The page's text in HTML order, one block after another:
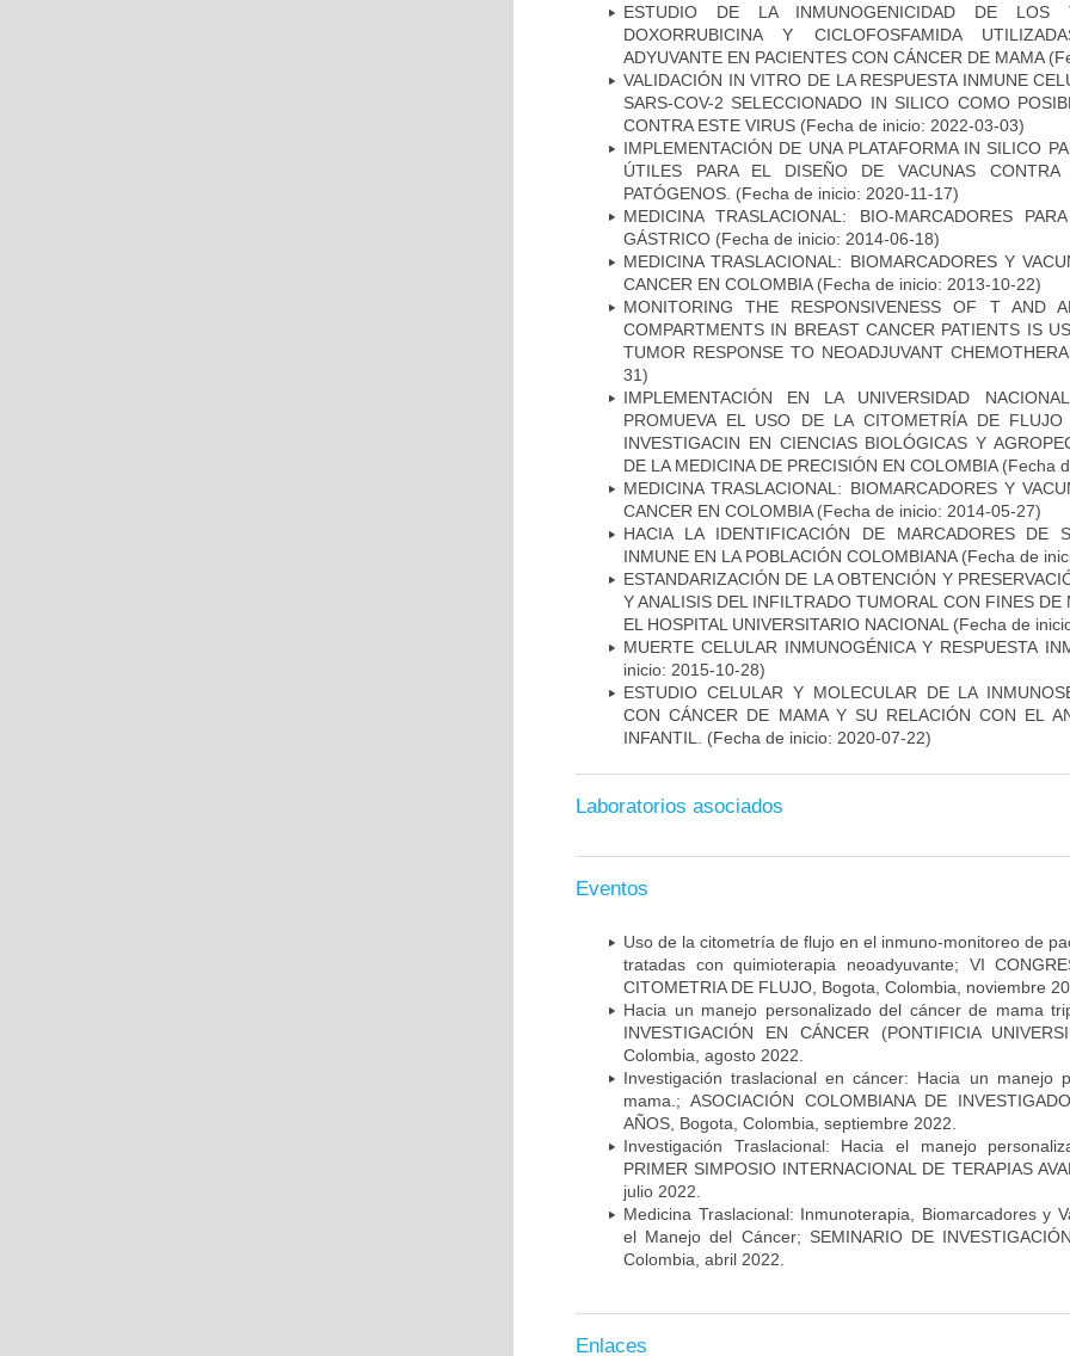
ESTUDIO DE LA INMUNOGENICIDAD DE LOS
DOXORRUBICINA Y CICLOFOSFAMIDA
ADYUVANTE EN PACIENTES CON CÁNCER DE MAMA
VALIDACIÓN IN VITRO DE LA RESPUESTA INMUNE
SARS-COV-2 SELECCIONADO IN SILICO COMO
CONTRA ESTE VIRUS (Fecha de inicio: 2022-03-03)
IMPLEMENTACIÓN DE UNA PLATAFORMA IN SILICO
ÚTILES PARA EL DISEÑO DE VACUNAS
PATÓGENOS. (Fecha de inicio: 2020-11-17)
MEDICINA TRASLACIONAL: BIO-MARCADORES
GÁSTRICO (Fecha de inicio: 2014-06-18)
MEDICINA TRASLACIONAL: BIOMARCADORES Y
CANCER EN COLOMBIA(Fecha de inicio: 2013-10-22)
MONITORING THE RESPONSIVENESS OF T AND
COMPARTMENTS IN BREAST CANCER PATIENTS IS
TUMOR RESPONSE TO NEOADJUVANT
31)
IMPLEMENTACIÓN EN LA UNIVERSIDAD
PROMUEVA EL USO DE LA CITOMETRÍA DE FLUJO
INVESTIGACIN EN CIENCIAS BIOLÓGICAS Y
DE LA MEDICINA DE PRECISIÓN EN COLOMBIA(Fecha
MEDICINA TRASLACIONAL: BIOMARCADORES Y
CANCER EN COLOMBIA(Fecha de inicio: 2014-05-27)
HACIA LA IDENTIFICACIÓN DE MARCADORES DE
INMUNE EN LA POBLACIÓN COLOMBIANA(Fecha de
ESTANDARIZACIÓN DE LA OBTENCIÓN Y
Y ANALISIS DEL INFILTRADO TUMORAL CON FINES DE
EL HOSPITAL UNIVERSITARIO NACIONAL (Fecha de
MUERTE CELULAR INMUNOGÉNICA Y RESPUESTA
inicio: 2015-10-28)
ESTUDIO CELULAR Y MOLECULAR DE LA
CON CÁNCER DE MAMA Y SU RELACIÓN CON EL
INFANTIL.
(Fecha de inicio: 2020-07-22)
Laboratorios asociados
Eventos
Uso de la citometría de flujo en el inmuno-monitoreo de
tratadas con quimioterapia neoadyuvante; VI
CITOMETRIA DE FLUJO, Bogota, Colombia, noviembre
Hacia un manejo personalizado del cáncer de mama
INVESTIGACIÓN EN CÁNCER (PONTIFICIA
Colombia, agosto 2022.
Investigación traslacional en cáncer: Hacia un manejo
mama.; ASOCIACIÓN COLOMBIANA DE
AÑOS, Bogota, Colombia, septiembre 2022.
Investigación Traslacional: Hacia el manejo
PRIMER SIMPOSIO INTERNACIONAL DE TERAPIAS
julio 2022.
Medicina Traslacional: Inmunoterapia, Biomarcadores y
el Manejo del Cáncer; SEMINARIO DE
Colombia, abril 2022.
Enlaces